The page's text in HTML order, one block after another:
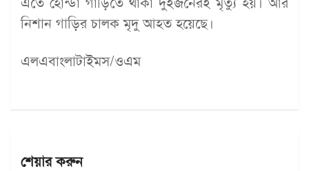
নিশান গাড়ির চালক মৃদু আহত হয়েছে।
এলএবাংলাটাইমস/ওএম
শেয়ার করুন